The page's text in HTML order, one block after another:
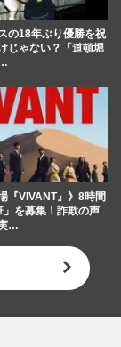
の18年ぶり優勝を祝
じゃない？「道頓堀
『VIVANT』》8時間
を募集！詐欺の声
…